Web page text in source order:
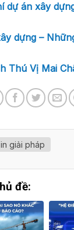
dự án xây
dựng –
Thú Vị Mai
giải pháp
đề: